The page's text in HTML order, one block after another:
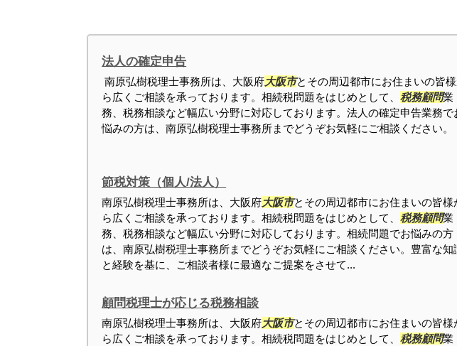
法人の確定申告
南原弘樹税理士事務所は、大阪府大阪市とその周辺都市にお住まいの皆
ら広くご相談を承っております。相続税問題をはじめとして、税務顧問業
務、税務相談など幅広い分野に対応しております。法人の確定申告業務で
悩みの方は、南原弘樹税理士事務所までどうぞお気軽にご相談ください。
節税対策（個人/法人）
南原弘樹税理士事務所は、大阪府大阪市とその周辺都市にお住まいの皆様
ら広くご相談を承っております。相続税問題をはじめとして、税務顧問業
務、税務相談など幅広い分野に対応しております。相続問題でお悩みの方
は、南原弘樹税理士事務所までどうぞお気軽にご相談ください。豊富な知
と経験を基に、ご相談者様に最適なご提案をさせて...
顧問税理士が応じる税務相談
南原弘樹税理士事務所は、大阪府大阪市とその周辺都市にお住まいの皆様
ら広くご相談を承っております。相続税問題をはじめとして、税務顧問業